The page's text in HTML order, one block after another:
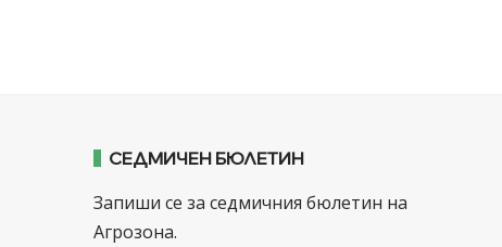
СЕДМИЧЕН БЮЛЕТИН
Запиши се за седмичния бюлетин на
Агрозона.